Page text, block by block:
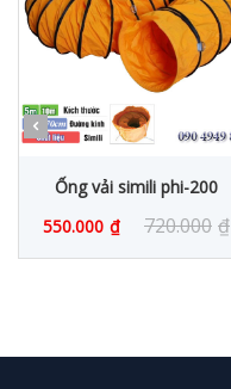
Ống vải simili phi-200
550.000 ₫ 720.000 ₫